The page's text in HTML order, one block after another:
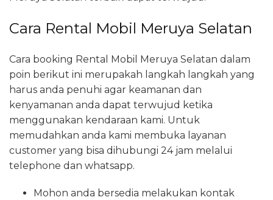
Cara Rental Mobil Meruya Selatan
Cara booking Rental Mobil Meruya Selatan dalam
poin berikut ini merupakah langkah langkah yang
harus anda penuhi agar keamanan dan
kenyamanan anda dapat terwujud ketika
menggunakan kendaraan kami. Untuk
memudahkan anda kami membuka layanan
customer yang bisa dihubungi 24 jam melalui
telephone dan whatsapp.
Mohon anda bersedia melakukan kontak